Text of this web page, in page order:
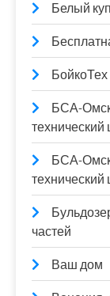
Белый
БойкоТех
БСА-
технический
БСА-
технический
частей
Ваш дом